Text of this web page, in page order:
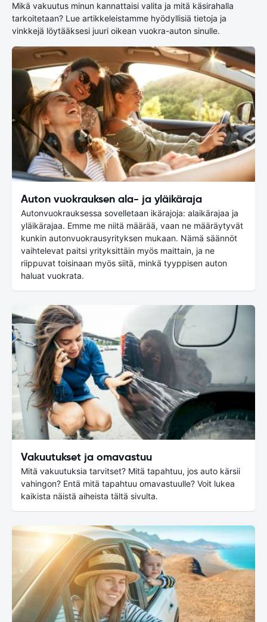
Mikä vakuutus minun kannattaisi valita ja mitä käsirahalla
tarkoitetaan? Lue artikkeleistamme hyödyllisiä tietoja ja
vinkkejä löytääksesi juuri oikean vuokra-auton sinulle.
Auton vuokrauksen ala- ja yläikäraja
Autonvuokrauksessa sovelletaan ikärajoja: alaikärajaa ja
yläikärajaa. Emme me niitä määrää, vaan ne määräytyvät
kunkin autonvuokrausyrityksen mukaan. Nämä säännöt
vaihtelevat paitsi yrityksittäin myös maittain, ja ne
riippuvat toisinaan myös siitä, minkä tyyppisen auton
haluat vuokrata.
Vakuutukset ja omavastuu
Mitä vakuutuksia tarvitset? Mitä tapahtuu, jos auto kärsii
vahingon? Entä mitä tapahtuu omavastuulle? Voit lukea
kaikista näistä aiheista tältä sivulta.